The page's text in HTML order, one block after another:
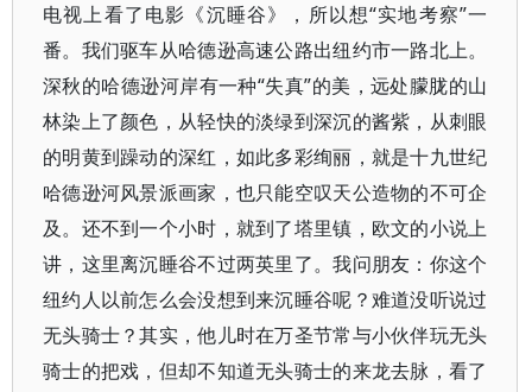
电视上看了电影《沉睡谷》，所以想“实地考察”一
番。我们驱车从哈德逊高速公路出纽约市一路北上。
深秋的哈德逊河岸有一种“失真”的美，远处朦胧的山
林染上了颜色，从轻快的淡绿到深沉的酱紫，从刺眼
的明黄到躁动的深红，如此多彩绚丽，就是十九世纪
哈德逊河风景派画家，也只能空叹天公造物的不可企
及。还不到一个小时，就到了塔里镇，欧文的小说上
讲，这里离沉睡谷不过两英里了。我问朋友：你这个
纽约人以前怎么会没想到来沉睡谷呢？难道没听说过
无头骑士？其实，他儿时在万圣节常与小伙伴玩无头
骑士的把戏，但却不知道无头骑士的来龙去脉，看了